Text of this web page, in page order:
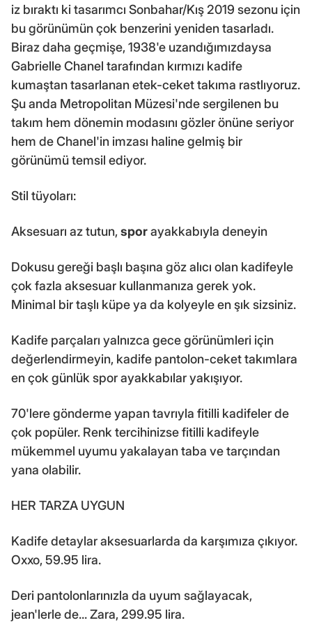
iz bıraktı ki tasarımcı Sonbahar/Kış 2019 sezonu için
bu görünümün çok benzerini yeniden tasarladı.
Biraz daha geçmişe, 1938'e uzandığımızdaysa
Gabrielle Chanel tarafından kırmızı kadife
kumaştan tasarlanan etek-ceket takıma rastlıyoruz.
Şu anda Metropolitan Müzesi'nde sergilenen bu
takım hem dönemin modasını gözler önüne seriyor
hem de Chanel'in imzası haline gelmiş bir
görünümü temsil ediyor.
Stil tüyoları:
Aksesuarı az tutun,sporayakkabıyla deneyin
Dokusu gereği başlı başına göz alıcı olan kadifeyle
çok fazla aksesuar kullanmanıza gerek yok.
Minimal bir taşlı küpe ya da kolyeyle en şık sizsiniz.
Kadife parçaları yalnızca gece görünümleri için
değerlendirmeyin, kadife pantolon-ceket takımlara
en çok günlük spor ayakkabılar yakışıyor.
70'lere gönderme yapan tavrıyla fitilli kadifeler de
çok popüler. Renk tercihinizse fitilli kadifeyle
mükemmel uyumu yakalayan taba ve tarçından
yana olabilir.
HER TARZA UYGUN
Kadife detaylar aksesuarlarda da karşımıza çıkıyor.
Oxxo, 59.95 lira.
Deri pantolonlarınızla da uyum sağlayacak,
jean'lerle de... Zara, 299.95 lira.